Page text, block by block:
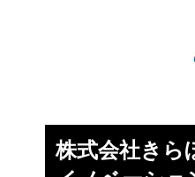
株式会社きら